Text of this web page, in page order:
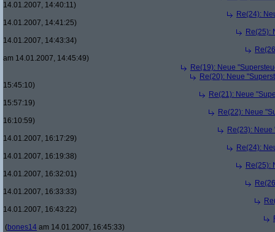
14.01.2007, 14:40:11)
Re(24):
14.01.2007, 14:41:25)
Re(25):
14.01.2007, 14:43:34)
am 14.01.2007, 14:45:49)
Re(19): Neue
Re(20): Neue
15:45:10)
Re(21): Neue
15:57:19)
Re(22): Neue
16:10:59)
Re(23):
14.01.2007, 16:17:29)
Re(24):
14.01.2007, 16:19:38)
Re(25):
14.01.2007, 16:32:01)
14.01.2007, 16:33:33)
14.01.2007, 16:43:22)
(bones14 am 14.01.2007, 16:45:33)